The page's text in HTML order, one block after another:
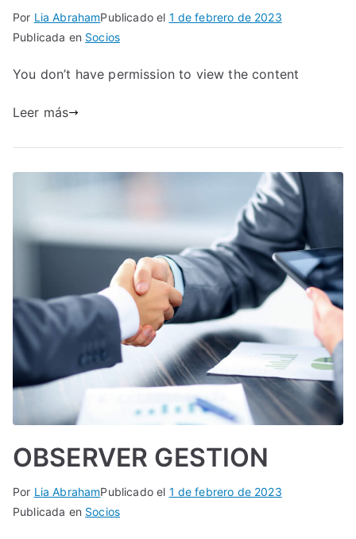
Por Lia AbrahamPublicado el 1 de febrero de 2023
Publicada en Socios
You don’t have permission to view the content
Leer más
OBSERVER GESTION
Por Lia AbrahamPublicado el 1 de febrero de 2023
Publicada en Socios